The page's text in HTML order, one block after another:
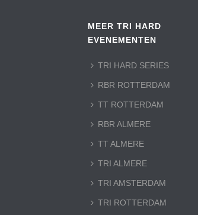
MEER TRI HARD
EVENEMENTEN
TRI HARD SERIES
RBR ROTTERDAM
TT ROTTERDAM
RBR ALMERE
TT ALMERE
TRI ALMERE
TRI AMSTERDAM
TRI ROTTERDAM